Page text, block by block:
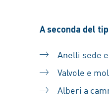
A seconda del
Anelli sede
Valvole e
Alberi a